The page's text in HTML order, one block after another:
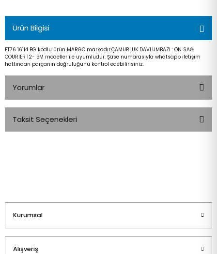
Ürün Bilgisi
ET76 16114 BG kodlu ürün MARGO markadır.ÇAMURLUK DAVLUMBAZI : ÖN SAĞ
COURIER 12- BM modeller ile uyumludur. Şase numarasıyla whatsapp iletişim
hattından parçanın doğruluğunu kontrol edebilirisiniz.
Yorumlar
Taksit Seçenekleri
Kurumsal
Alışveriş